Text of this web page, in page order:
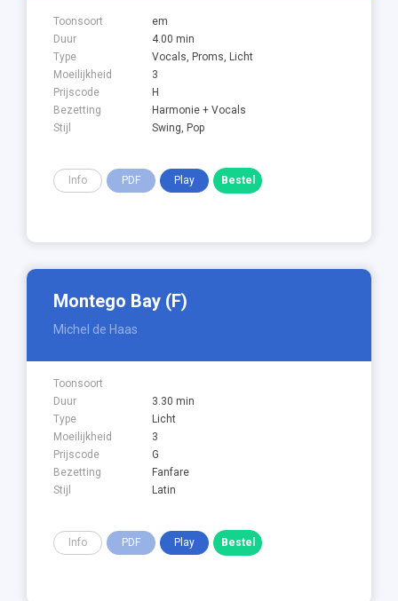
Toonsoort
em
Duur
4.00 min
Type
Vocals, Proms, Licht
Moeilijkheid
3
Prijscode
H
Bezetting
Harmonie + Vocals
Stijl
Swing, Pop
Info PDF Play
Montego Bay (F)
Michel de Haas
Toonsoort
Duur
3.30 min
Type
Licht
Moeilijkheid
3
Prijscode
G
Bezetting
Fanfare
Stijl
Latin
Info PDF Play